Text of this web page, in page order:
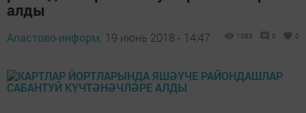
алды
Апастово-информ, 19 июнь 2018 - 14:47 1083 0 0